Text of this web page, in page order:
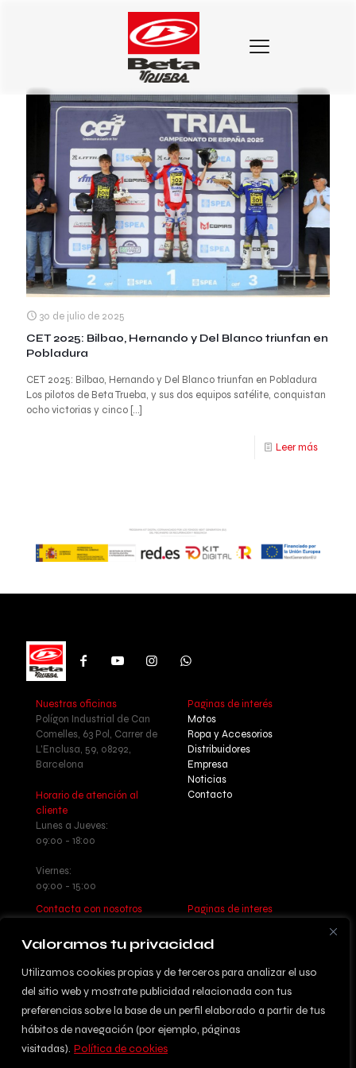
Valoramos tu privacidad
Utilizamos cookies propias y de terceros para analizar el uso
del sitio web y mostrate publicidad relacionada con tus
preferencias sobre la base de un perfil elaborado a partir de tus
hábitos de navegación (por ejemplo, páginas
visitadas). Política de cookies
Etiquetas Autores Mostrar todo
30 de julio de 2025
CET 2025: Bilbao, Hernando y Del Blanco triunfan en
Pobladura
CET 2025: Bilbao, Hernando y Del Blanco triunfan en Pobladura
Los pilotos de Beta Trueba, y sus dos equipos satélite, conquistan
ocho victorias y cinco […]
Leer más
Nuestras oficinas
Polígon Industrial de Can
Comelles, 63 Pol, Carrer de
L'Enclusa, 59, 08292,
Barcelona
Horario de atención al
cliente
Lunes a Jueves:
09:00 - 18:00
Viernes:
09:00 - 15:00
Paginas de interés
Motos
Ropa y Accesorios
Distribuidores
Empresa
Noticias
Contacto
Contacta con nosotros
Escribenos:
info@betatrueba.com
Paginas de interes
privacidad
Sitemap
INFORMÀTICA ACTIVA S.L.